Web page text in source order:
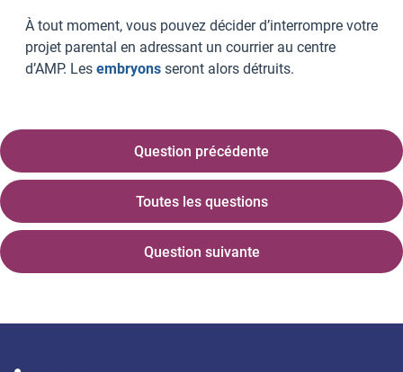
À tout moment, vous pouvez décider d’interrompre votre
projet parental en adressant un courrier au centre
d’AMP. Les embryons seront alors détruits.
Question précédente
Toutes les questions
Question suivante